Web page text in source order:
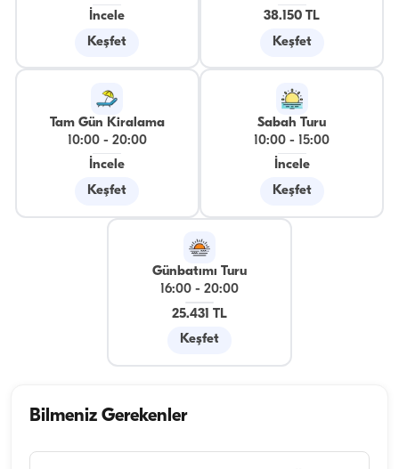
İncele
Keşfet
38.150 TL
Keşfet
Tam Gün Kiralama
10:00- 20:00
İncele
Keşfet
Sabah Turu
10:00 -
15:00
İncele
Keşfet
Günbatımı Turu
16:00 - 20:00
25.431 TL
Keşfet
Bilmeniz Gerekenler